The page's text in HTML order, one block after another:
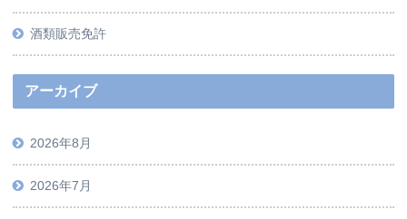
酒類販売免許
アーカイブ
2026年8月
2026年7月